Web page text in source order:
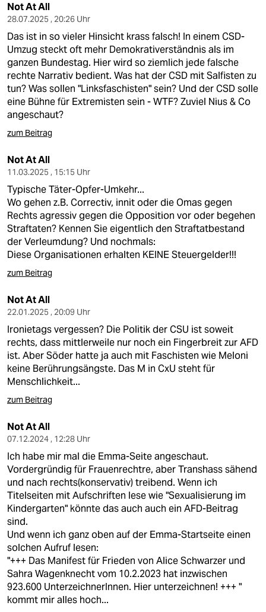
Not At All
28.07.2025 , 20:26 Uhr
Das ist in so vieler Hinsicht krass falsch! In einem CSD-
Umzug steckt oft mehr Demokrativerständnis als im
ganzen Bundestag. Hier wird so ziemlich jede falsche
rechte Narrativ bedient. Was hat der CSD mit Salfisten zu
tun? Was sollen "Linksfaschisten" sein? Und der CSD solle
eine Bühne für Extremisten sein - WTF? Zuviel Nius & Co
angeschaut?
zum Beitrag
Not At All
11.03.2025 , 15:15 Uhr
Typische Täter-Opfer-Umkehr...
Wo gehen z.B. Correctiv, innit oder die Omas gegen
Rechts agressiv gegen die Opposition vor oder begehen
Straftaten? Kennen Sie eigentlich den Straftatbestand
der Verleumdung? Und nochmals:
Diese Organisationen erhalten KEINE Steuergelder!!!
zum Beitrag
Not At All
22.01.2025 , 20:09 Uhr
Ironietags vergessen? Die Politik der CSU ist soweit
rechts, dass mittlerweile nur noch ein Fingerbreit zur AFD
ist. Aber Söder hatte ja auch mit Faschisten wie Meloni
keine Berührungsängste. Das M in CxU steht für
Menschlichkeit...
zum Beitrag
Not At All
07.12.2024 , 12:28 Uhr
Ich habe mir mal die Emma-Seite angeschaut.
Vordergründig für Frauenrechtre, aber Transhass sähend
und nach rechts(konservativ) treibend. Wenn ich
Titelseiten mit Aufschriften lese wie "Sexualisierung im
Kindergarten" könnte das auch auch ein AFD-Beitrag
sind.
Und wenn ich ganz oben auf der Emma-Startseite einen
solchen Aufruf lesen:
"+++ Das Manifest für Frieden von Alice Schwarzer und
Sahra Wagenknecht vom 10.2.2023 hat inzwischen
923.600 UnterzeichnerInnen. Hier unterzeichnen! +++ "
kommt mir alles hoch...